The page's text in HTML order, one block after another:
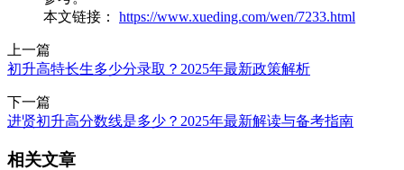
本文链接： https://www.xueding.com/wen/7233.html
上一篇
初升高特长生多少分录取？2025年最新政策解析
下一篇
进贤初升高分数线是多少？2025年最新解读与备考指南
相关文章